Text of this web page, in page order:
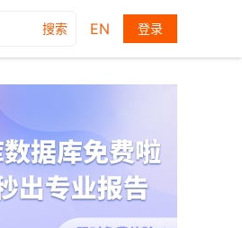
搜索 EN 登录